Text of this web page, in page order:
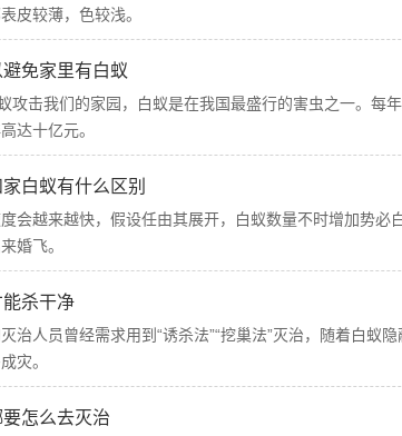
皮较薄，色较浅。
免家里有白蚁
攻击我们的家园，白蚁是在我国最盛行的害虫之一。每
达十亿元。
白蚁有什么区别
会越来越快，假设任由其展开，白蚁数量不时增加势必
婚飞。
杀干净
治人员曾经需求用到“诱杀法”“挖巢法”灭治，随着白蚁
灾。
怎么去灭治